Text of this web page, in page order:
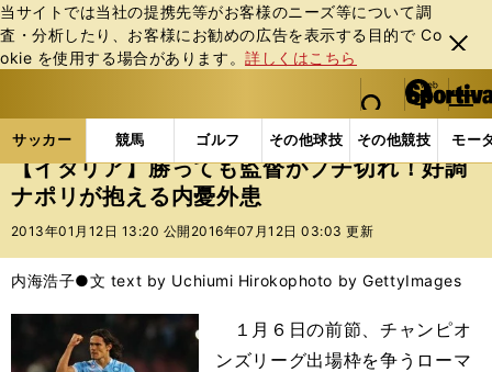
当サイトでは当社の提携先等がお客様のニーズ等について調
査・分析したり、お客様にお勧めの広告を表⽰する⽬的で Co
okie を使⽤する場合があります。詳しくはこちら
閉じ
る
web Sportiva (webスポルティーバ)
検索
マイペ
ー
ジ
メニュ
サッカー 競馬 ゴルフ その他球技 その他競技 モー
ス
ポ
ル
バ
サッカーの記事一覧 海外サッカー 海外サッカー
【イタリア】勝っても監督がブチ切れ！好調
ナポリが抱える内憂外患
2013年01月12日 13:20 公開 2016年07月12日 03:03 更新
内海浩子●文 text by Uchiumi Hirokophoto by GettyImages
１月６日の前節、チャンピオ
ンズリーグ出場枠を争うローマ